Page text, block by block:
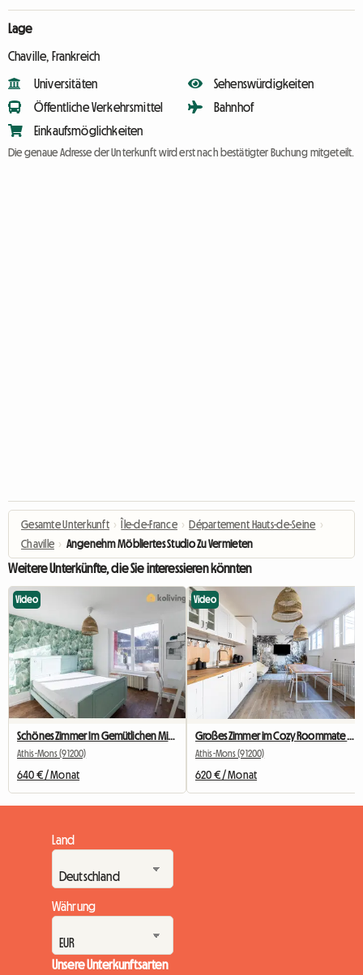
Lage
Chaville, Frankreich
Universitäten
Öffentliche Verkehrsmittel
Einkaufsmöglichkeiten
Sehenswürdigkeiten
Bahnhof
Die genaue Adresse der Unterkunft wird erst nach bestätigter Buchung mitgeteilt.
Gesamte Unterkunft › Île-de-France › Département Hauts-de-Seine ›
Chaville › Angenehm Möbliertes Studio Zu Vermieten
Weitere Unterkünfte, die Sie interessieren könnten
Video
Schönes Zimmer Im Gemütlichen Mitbewohner Nr. 2
Athis-Mons (91200)
640 € / Monat
Video
Großes Zimmer im Cozy Roommate #5 New York in der Nähe von Olry
Athis-Mons (91200)
620 € / Monat
Land
Währung
Unsere Unterkunftsarten